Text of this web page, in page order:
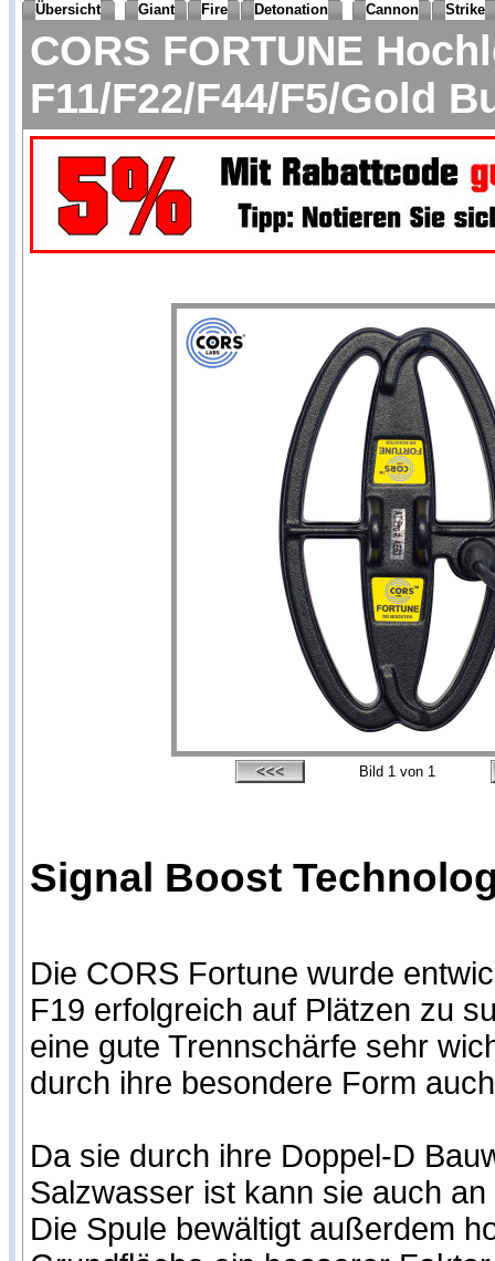
Übersicht
Giant Fire Detonation Cannon Strike
CORS FORTUNE
F11/F22/F44/F5/Gold
Bild 1 von 1
Signal Boost
Die CORS Fortune wurde
F19 erfolgreich auf Plätzen zu
eine gute Trennschärfe sehr
durch ihre besondere Form
Da sie durch ihre Doppel-D
Salzwasser ist kann sie auch
Die Spule bewältigt außerdem